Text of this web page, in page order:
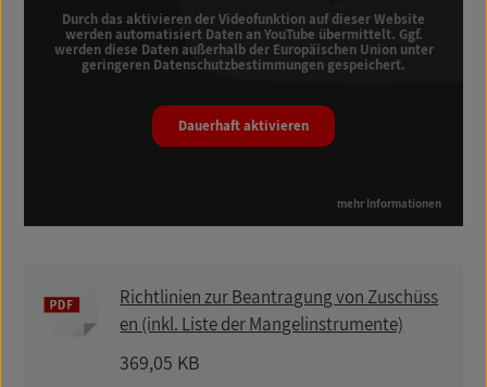
Durch das aktivieren der Videofunktion auf dieser Website
werden automatisiert Daten an YouTube übermittelt. Ggf.
werden diese Daten außerhalb der Europäischen Union unter
geringeren Datenschutzbestimmungen gespeichert.
Dauerhaft aktivieren
mehr Informationen
369,05 KB
Richtlinien zur Beantragung von Zuschüss
en (inkl. Liste der Mangelinstrumente)